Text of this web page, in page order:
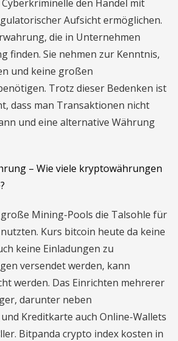
den Handel mit
Aufsicht ermöglichen.
die in Unternehmen
finden. Sie nehmen zur Kenntnis,
und keine großen
Trotz dieser Bedenken ist
dass man Transaktionen nicht
und eine alternative Währung
– Wie viele kryptowährungen
Mining-Pools die Talsohle für
Kurs bitcoin heute da keine
keine Einladungen zu
versendet werden, kann
werden. Das Einrichten mehrerer
darunter neben
Kreditkarte auch Online-Wallets
Bitpanda crypto index kosten in